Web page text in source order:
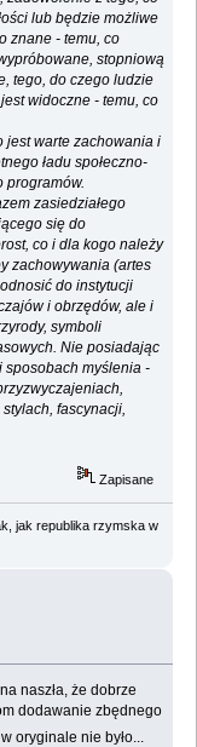
lub będzie możliwe
znane - temu, co
stopniową
tego, do czego ludzie
widoczne - temu, co
jest warte zachowania i
ładu społeczno-
programów.
zasiedziałego
się do
co i dla kogo należy
zachowywania (artes
do instytucji
i obrzędów, ale i
symboli
Nie posiadając
sposobach myślenia -
fascynacji,
Zapisane
jak republika rzymska w
naszła, że dobrze
dodawanie zbędnego
oryginale nie było...